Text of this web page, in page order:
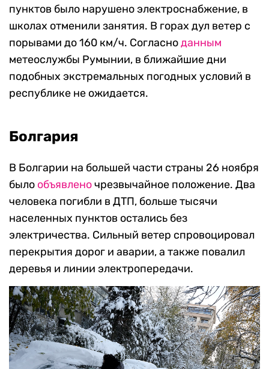
пунктов было нарушено электроснабжение, в
школах отменили занятия. В горах дул ветер с
порывами до 160 км/ч. Согласноданным
метеослужбы Румынии, в ближайшие дни
подобных экстремальных погодных условий в
республике не ожидается.
Болгария
В Болгарии на большей части страны 26 ноября
было объявленочрезвычайное положение. Два
человека погибли в ДТП, больше тысячи
населенных пунктов остались без
электричества. Сильный ветер спровоцировал
перекрытия дорог и аварии, а также повалил
деревья и линии электропередачи.